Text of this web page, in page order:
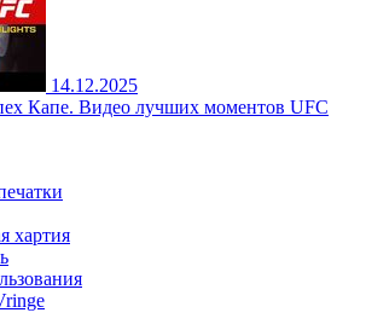
14.12.2025
Капе. Видео лучших моментов UFC
хартия